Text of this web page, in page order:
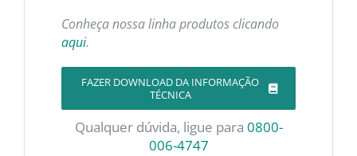
Conheça nossa linha produtos clicando
aqui.
FAZER DOWNLOAD DA INFORMAÇÃO
TÉCNICA
Qualquer dúvida, ligue para 0800-
006-4747